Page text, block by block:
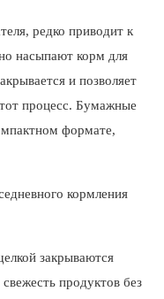
редко приводит к
насыпают корм для
и позволяет
процесс. Бумажные
формате,
кормления
закрываются
продуктов без